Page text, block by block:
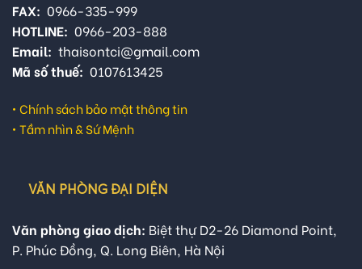
FAX: 0966-335-999
HOTLINE: 0966-203-888
Email: thaisontci@gmail.com
Mã số thuế: 0107613425
• Chính sách bảo mật thông tin
• Tầm nhìn & Sứ Mệnh
VĂN PHÒNG ĐẠI DIỆN
Văn phòng giao dịch: Biệt thự D2-26 Diamond Point,
P. Phúc Đồng, Q. Long Biên, Hà Nội